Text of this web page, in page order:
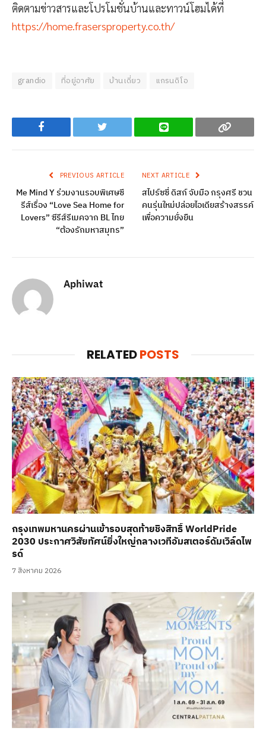
ติดตามข่าวสารและโปรโมชั่นบ้านและทาวน์โฮมได้ที่
https://home.frasersproperty.co.th/
grandio ที่อยู่อาศัย บ้านเดี่ยว แกรนดิโอ
Facebook Twitter Line Copy
PREVIOUS ARTICLE
Me Mind Y ร่วมงานรอบพิเศษซี
รีส์เรื่อง “Love Sea Home for
Lovers” ซีรีส์รีเมคจาก BL ไทย
“ต้องรักมหาสมุทร”
NEXT ARTICLE
สไปร์ซซี่ ดิสก์ จับมือ กรุงศรี ชวน
คนรุ่นใหม่ปล่อยไอเดียสร้างสรรค์
เพื่อความยั่งยืน
Aphiwat
RELATEDPOSTS
กรุงเทพมหานครผ่านเข้ารอบสุดท้ายชิงสิทธิ์ WorldPride
2030 ประกาศวิสัยทัศน์ยิ่งใหญ่กลางเวทีอัมสเตอร์ดัมเวิล์ดไพ
รด์
7 สิงหาคม 2026